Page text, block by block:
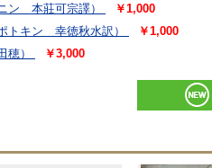
ン 本莊可宗譯）
￥1,000
トキン 幸徳秋水訳）
￥1,000
穂） ￥3,000